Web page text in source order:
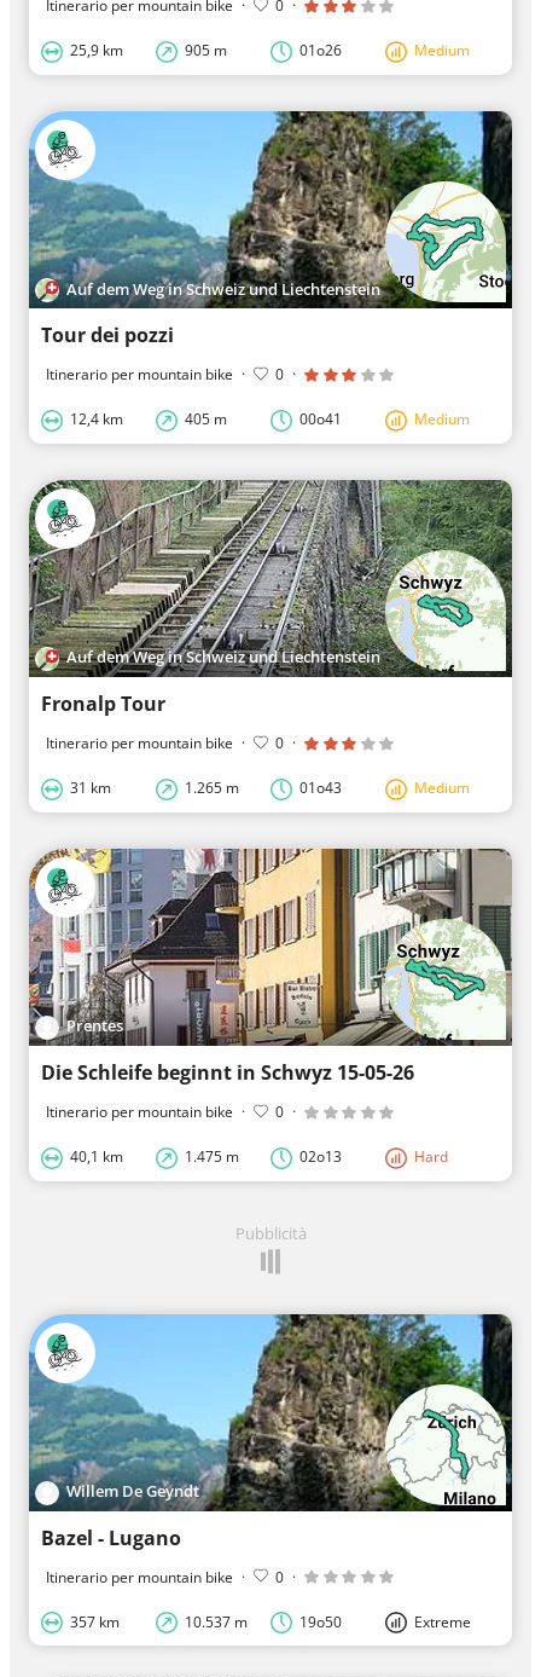
Itinerario per mountain bike · 0 ·
25,9 km 905 m 01o26 Medium
Auf dem Weg in Schweiz und Liechtenstein
Tour dei pozzi
Itinerario per mountain bike · 0 ·
12,4 km 405 m 00o41 Medium
Auf dem Weg in Schweiz und Liechtenstein
Fronalp Tour
Itinerario per mountain bike · 0 ·
31 km 1.265 m 01o43 Medium
Prentes
Die Schleife beginnt in Schwyz 15-05-26
Itinerario per mountain bike · 0 ·
40,1 km 1.475 m 02o13 Hard
Pubblicità
Willem De Geyndt
Bazel - Lugano
Itinerario per mountain bike · 0 ·
357 km 10.537 m 19o50 Extreme